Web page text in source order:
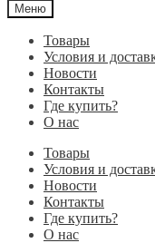
Меню
Товары
Условия и
Новости
Контакты
Где купить?
О нас
Товары
Условия и
Новости
Контакты
Где купить?
О нас